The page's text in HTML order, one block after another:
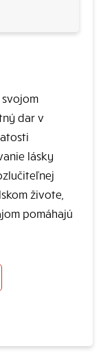
svojom
dar v
lásky
živote,
pomáhajú